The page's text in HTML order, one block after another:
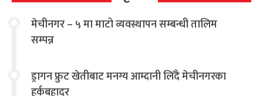
मेचीनगर – ५ मा माटो व्यवस्थापन सम्बन्धी तालिम
सम्पन्न
ड्रागन फ्रुट खेतीबाट मनग्य आम्दानी लिँदै मेचीनगरका
हर्कबहादुर